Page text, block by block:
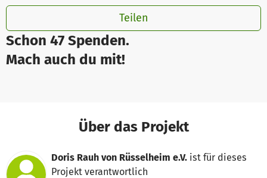
Schon 47 Spenden.
Mach auch du mit!
Teilen
Über das Projekt
Doris Rauh von Rüsselheim e.V. ist für dieses
Projekt verantwortlich